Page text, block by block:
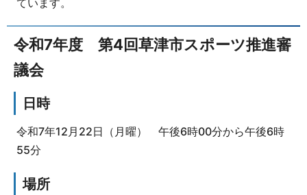
令和7年度 第4回草津市スポーツ推進審
議会
日時
令和7年12月22日（月曜） 午後6時00分から午後6時
55分
場所